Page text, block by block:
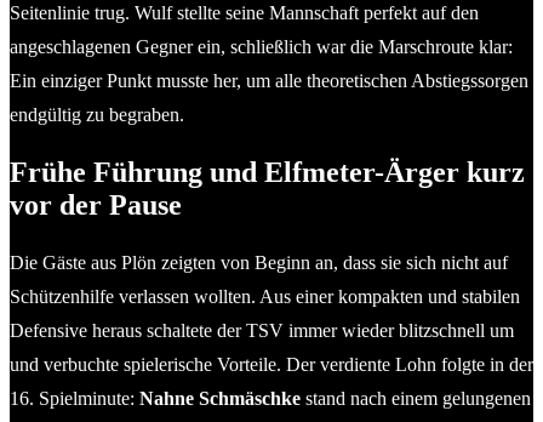
Seitenlinie trug. Wulf stellte seine Mannschaft perfekt auf den
angeschlagenen Gegner ein, schließlich war die Marschroute klar:
Ein einziger Punkt musste her, um alle theoretischen Abstiegssorgen
endgültig zu begraben.
Frühe Führung und Elfmeter-Ärger kurz
vor der Pause
Die Gäste aus Plön zeigten von Beginn an, dass sie sich nicht auf
Schützenhilfe verlassen wollten. Aus einer kompakten und stabilen
Defensive heraus schaltete der TSV immer wieder blitzschnell um
und verbuchte spielerische Vorteile. Der verdiente Lohn folgte in der
16. Spielminute: Nahne Schmäschke stand nach einem gelungenen